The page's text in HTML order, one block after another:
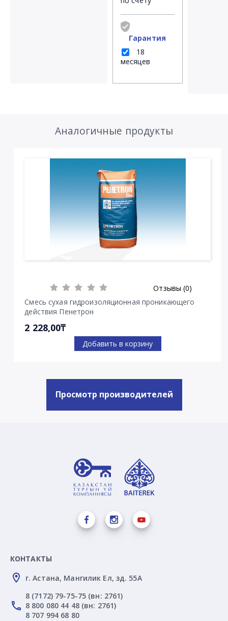
Гарантия
18
месяцев
Аналогичные продукты
Отзывы (0)
Смесь сухая гидроизоляционная проникающего
действия Пенетрон
2 228,00₸
Добавить в корзину
Просмотр производителей
КОНТАКТЫ
г. Астана, Мангилик Ел, зд. 55А
8 (7172) 79-75-75 (вн: 2761)
8 800 080 44 48 (вн: 2761)
8 707 994 68 80